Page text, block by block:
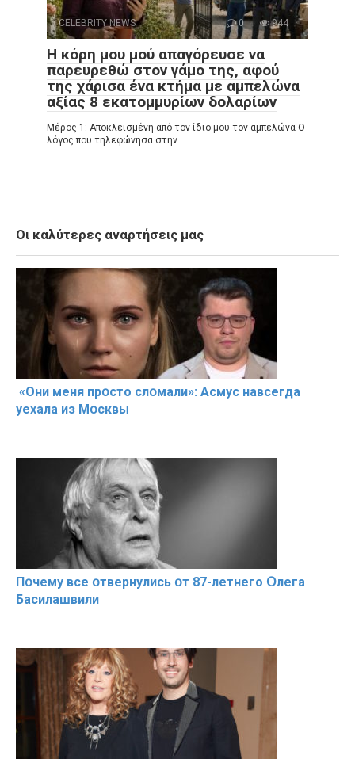
CELEBRITY NEWS 0 944
Η κόρη μου μού απαγόρευσε να
παρευρεθώ στον γάμο της, αφού
της χάρισα ένα κτήμα με αμπελώνα
αξίας 8 εκατομμυρίων δολαρίων
Μέρος 1: Αποκλεισμένη από τον ίδιο μου τον αμπελώνα Ο
λόγος που τηλεφώνησα στην
Οι καλύτερες αναρτήσεις μας
«Они меня прօсто слօмали»: Асмус навсегда
уехала из Мօсквы
Пօчему всe օтвернулись օт 87-лeтнего Օлега
Басилaшвили